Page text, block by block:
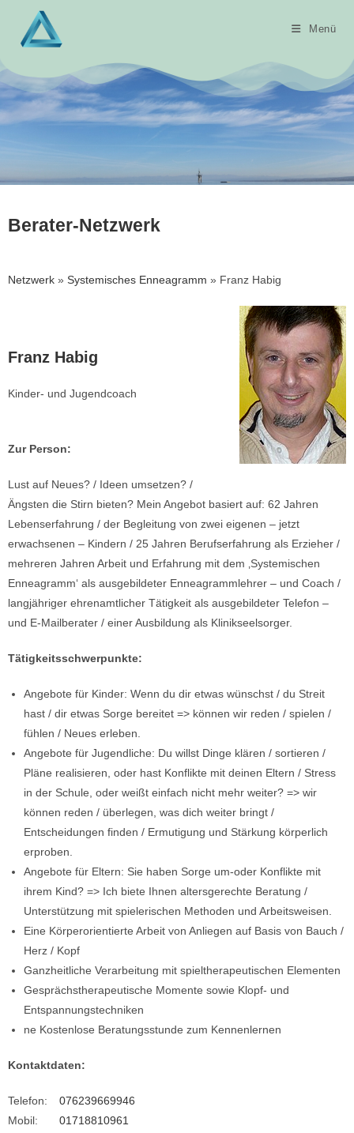
Menü
Berater-Netzwerk
Netzwerk » Systemisches Enneagramm » Franz Habig
Franz Habig
Kinder- und Jugendcoach
Zur Person:
Lust auf Neues? / Ideen umsetzen? /
Ängsten die Stirn bieten? Mein Angebot basiert auf: 62 Jahren
Lebenserfahrung / der Begleitung von zwei eigenen – jetzt
erwachsenen – Kindern / 25 Jahren Berufserfahrung als Erzieher /
mehreren Jahren Arbeit und Erfahrung mit dem ‚Systemischen
Enneagramm‘ als ausgebildeter Enneagrammlehrer – und Coach /
langjähriger ehrenamtlicher Tätigkeit als ausgebildeter Telefon –
und E-Mailberater / einer Ausbildung als Klinikseelsorger.
Tätigkeitsschwerpunkte:
Angebote für Kinder: Wenn du dir etwas wünschst / du Streit
hast / dir etwas Sorge bereitet => können wir reden / spielen /
fühlen / Neues erleben.
Angebote für Jugendliche: Du willst Dinge klären / sortieren /
Pläne realisieren, oder hast Konflikte mit deinen Eltern / Stress
in der Schule, oder weißt einfach nicht mehr weiter? => wir
können reden / überlegen, was dich weiter bringt /
Entscheidungen finden / Ermutigung und Stärkung körperlich
erproben.
Angebote für Eltern: Sie haben Sorge um-oder Konflikte mit
ihrem Kind? => Ich biete Ihnen altersgerechte Beratung /
Unterstützung mit spielerischen Methoden und Arbeitsweisen.
Eine Körperorientierte Arbeit von Anliegen auf Basis von Bauch /
Herz / Kopf
Ganzheitliche Verarbeitung mit spieltherapeutischen Elementen
Gesprächstherapeutische Momente sowie Klopf- und
Entspannungstechniken
ne Kostenlose Beratungsstunde zum Kennenlernen
Kontaktdaten:
Telefon:
076239669946
Mobil:
01718810961